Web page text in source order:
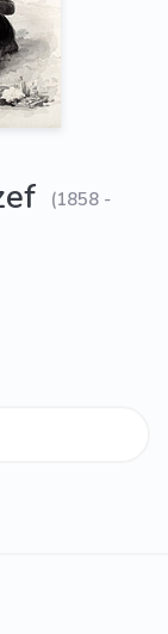
(1858 -